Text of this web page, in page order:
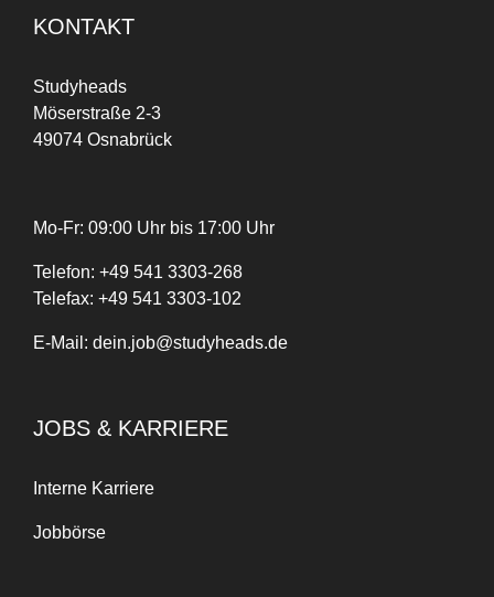
KONTAKT
Studyheads
Möserstraße 2-3
49074 Osnabrück
Mo-Fr: 09:00 Uhr bis 17:00 Uhr
Telefon: +49 541 3303-268
Telefax: +49 541 3303-102
E-Mail: dein.job@studyheads.de
JOBS & KARRIERE
Interne Karriere
Jobbörse